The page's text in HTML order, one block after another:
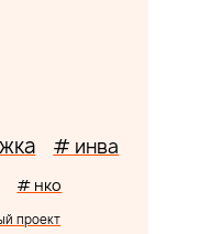
# инва
# нко
проект